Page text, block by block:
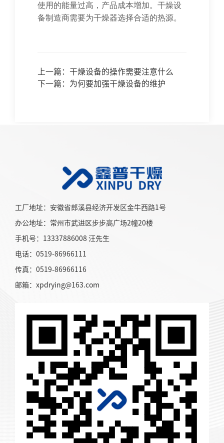
使用的能量过高，产品成本增加。干燥设
备制造商需要为干燥器选择合适的热源。
上一篇： 干燥设备的操作需要注意什么
下一篇： 为何要加强干燥设备的维护
工厂地址：安徽省郎溪县经济开发区金牛西路1号
办公地址：常州市武进区步步高广场2幢20楼
手机号：13337886008 汪先生
电话：0519-86966111
传真：0519-86966116
邮箱：xpdrying@163.com